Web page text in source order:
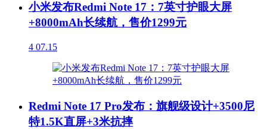
小米发布Redmi Note 17：7英寸护眼大屏
+8000mAh长续航，售价1299元
4 07.15
Redmi Note 17 Pro发布：旗舰级设计+3500尼
特1.5K直屏+3米抗摔